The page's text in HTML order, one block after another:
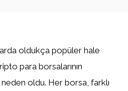
oldukça popüler hale
para borsalarının
neden oldu. Her borsa, farklı